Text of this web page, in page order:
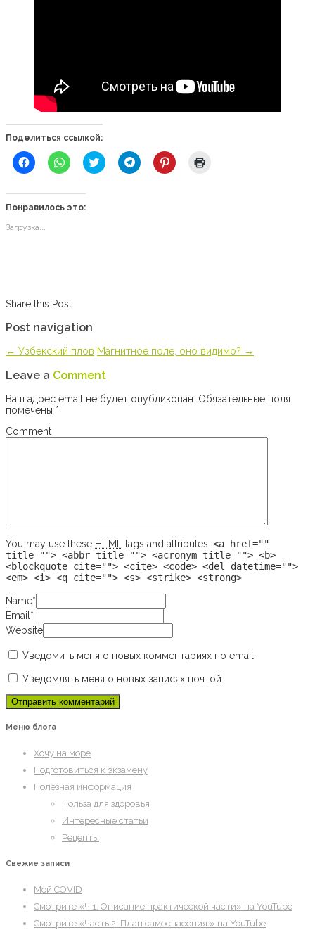
Поделиться ссылкой:
Нажмите,
чтобы
Facebook
(Открывается
новом
окне)
Нажмите,
чтобы
WhatsApp
(Открывается
Нажмите,
чтобы
Нажмите,
чтобы
Нажмите,
чтобы
Понравилось это:
Загрузка...
Share this Post
Post navigation
← Узбекский плов Магнитное поле, оно видимо? →
Leave a Comment
Ваш адрес email не будет опубликован. Обязательные поля
помечены *
Comment
You may use these HTML tags and attributes: <a href=""
title=""> <abbr title=""> <acronym title=""> <b>
<blockquote cite=""> <cite> <code> <del datetime="">
<em> <i> <q cite=""> <s> <strike> <strong>
Name*
Email *
Website
Уведомить меня о новых комментариях по email.
Уведомлять меня о новых записях почтой.
Меню блога
Хочу на море
Подготовиться к экзамену
Полезная информация
Польза для здоровья
Интересные статьи
Рецепты
Свежие записи
Мой COVID
Смотрите «Ч 1. Описание практической части» на YouTube
Смотрите «Часть 2. План самоспасения.» на YouTube